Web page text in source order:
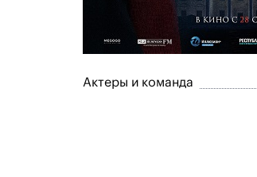
Актеры и команда